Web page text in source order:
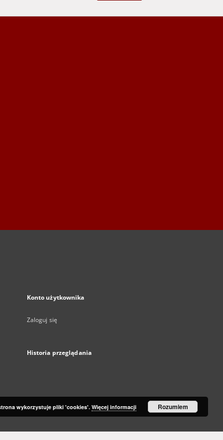
Konto użytkownika
Zaloguj się
Historia przeglądania
wykorzystuje pliki 'cookies'.Więcej informacji Rozumiem